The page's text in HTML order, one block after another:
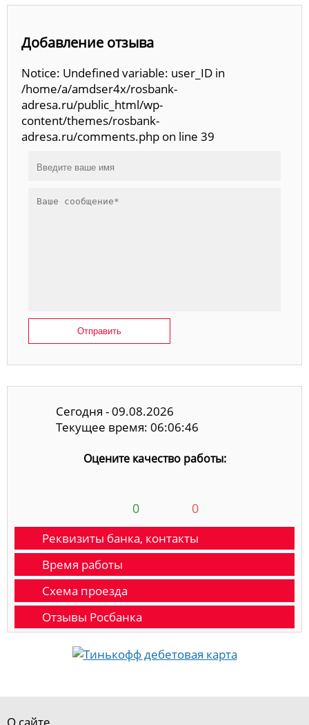
Добавление отзыва
Notice: Undefined variable: user_ID in
/home/a/amdser4x/rosbank-
adresa.ru/public_html/wp-
content/themes/rosbank-
adresa.ru/comments.php on line 39
Отправить
Сегодня - 09.08.2026
Текущее время: 06:06:46
Оцените качество работы:
0 0
Реквизиты банка, контакты
Время работы
Схема проезда
Отзывы Росбанка